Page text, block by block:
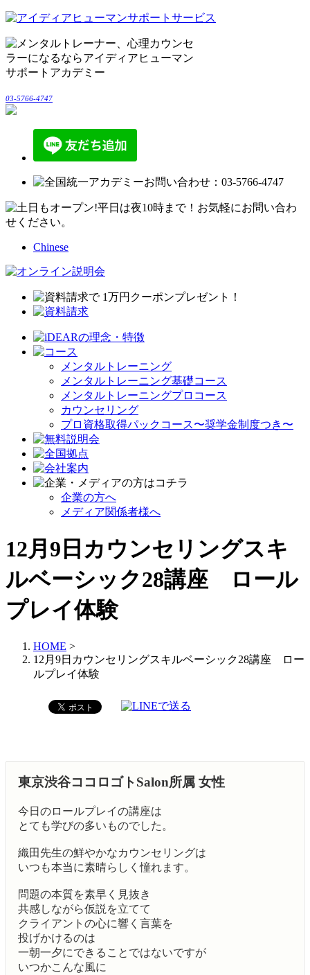
03-5766-4747
Chinese
メンタルトレーニング
メンタルトレーニング基礎コース
メンタルトレーニングプロコース
カウンセリング
プロ資格取得パックコース〜奨学金制度つき〜
企業の方へ
メディア関係者様へ
12月9日カウンセリングスキ
ルベーシック28講座 ロール
プレイ体験
HOME >
12月9日カウンセリングスキルベーシック28講座 ロー
ルプレイ体験
東京渋谷ココロゴトSalon所属 女性
今日のロールプレイの講座は
とても学びの多いものでした。
織田先生の鮮やかなカウンセリングは
いつも本当に素晴らしく憧れます。
問題の本質を素早く見抜き
共感しながら仮説を立てて
クライアントの心に響く言葉を
投げかけるのは
一朝一夕にできることではないですが
いつかこんな風に